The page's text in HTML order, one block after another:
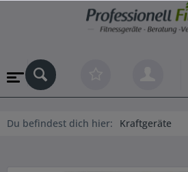
Du befindest dich hier: Kraftgeräte